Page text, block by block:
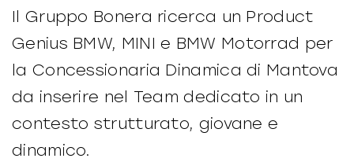
Il Gruppo Bonera ricerca un Product
Genius BMW, MINI e BMW Motorrad per
la Concessionaria Dinamica di Mantova
da inserire nel Team dedicato in un
contesto strutturato, giovane e
dinamico.